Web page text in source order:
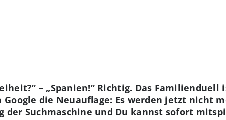
– „Spanien!“ Richtig. Das Familienduell
Google die Neuauflage: Es werden jetzt nicht
der Suchmaschine und Du kannst sofort